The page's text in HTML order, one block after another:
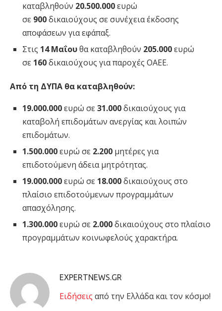
καταβληθούν 20.500.000ευρώ
σε 900δικαιούχους σε συνέχεια έκδοσης
αποφάσεων για εφάπαξ.
Στις 14 Μαΐουθα καταβληθούν 205.000ευρώ
σε 160δικαιούχους για παροχές ΟΑΕΕ.
Από τη ΔΥΠΑ θα καταβληθούν:
19.000.000ευρώ σε31.000δικαιούχους για
καταβολή επιδομάτων ανεργίας και λοιπών
επιδομάτων.
1.500.000ευρώ σε 2.200 μητέρες για
επιδοτούμενη άδεια μητρότητας.
19.000.000ευρώ σε 18.000δικαιούχους στο
πλαίσιο επιδοτούμενων προγραμμάτων
απασχόλησης.
1.300.000ευρώ σε 2.000δικαιούχους στο πλαίσιο
προγραμμάτων κοινωφελούς χαρακτήρα.
EXPERTNEWS.GR
Eιδήσεις από την Ελλάδα και τον κόσμο!